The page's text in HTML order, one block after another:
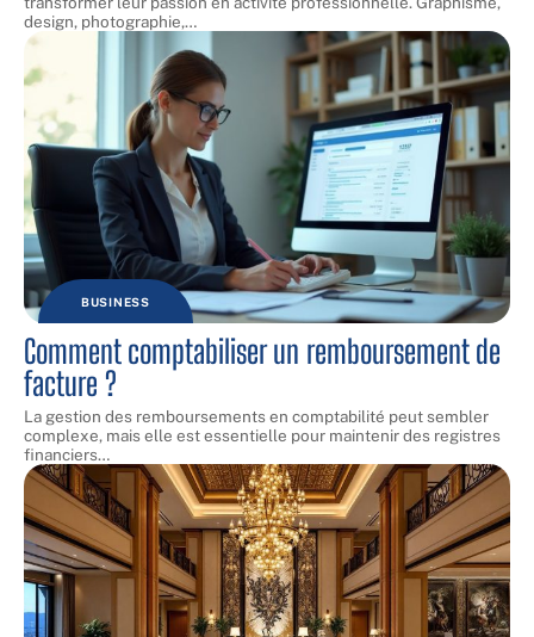
design, photographie,…
BUSINESS
Comment comptabiliser un remboursement de
facture ?
La gestion des remboursements en comptabilité peut sembler
complexe, mais elle est essentielle pour maintenir des registres
financiers…